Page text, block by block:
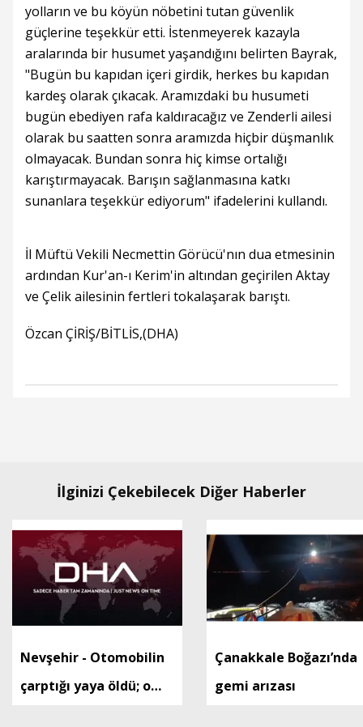
yolların ve bu köyün nöbetini tutan güvenlik
güçlerine teşekkür etti. İstenmeyerek kazayla
aralarında bir husumet yaşandığını belirten Bayrak,
"Bugün bu kapıdan içeri girdik, herkes bu kapıdan
kardeş olarak çıkacak. Aramızdaki bu husumeti
bugün ebediyen rafa kaldıracağız ve Zenderli ailesi
olarak bu saatten sonra aramızda hiçbir düşmanlık
olmayacak. Bundan sonra hiç kimse ortalığı
karıştırmayacak. Barışın sağlanmasına katkı
sunanlara teşekkür ediyorum" ifadelerini kullandı.
İl Müftü Vekili Necmettin Görücü'nın dua etmesinin
ardından Kur'an-ı Kerim'in altından geçirilen Aktay
ve Çelik ailesinin fertleri tokalaşarak barıştı.
Özcan ÇİRİŞ/BİTLİS,(DHA)
İlginizi Çekebilecek Diğer Haberler
Nevşehir - Otomobilin
çarptığı yaya öldü; o
Çanakkale Boğazı’nda
gemi arızası